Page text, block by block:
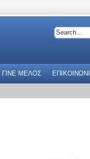
ΓΙΝΕ ΜΕΛΟΣ